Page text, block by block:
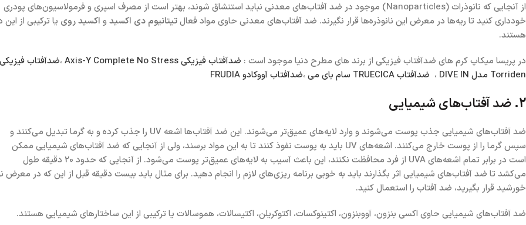
از آنجایی که نانوذرات (Nanoparticles) موجود در ضد آفتاب‌های معدنی نباید استنشاق شوند، بهتر است از مصرف اسپری و فرمولاسیون‌های پودری
خودداری کنید تا ریه‌ها در معرض این نانوذره‌ها قرار نگیرند. ضد آفتاب‌های معدنی حاوی مواد فعالتیتانیوم دی اکسیدو اکسید روی یا ترکیبی از این
هستند.
در پریسا میکاپ کرم های ضدآفتاب فیزیکی از برند های مطرح دنیا موجود است : ضدآفتاب فیزیکی Axis-Y Complete No Stress ،ضدآفتاب فیزیکی
Torriden مدل DIVE IN
، ضدآفتاب TRUECICA سام بای می ،ضدآفتاب آووکادو FRUDIA
2. ضد آفتاب‌های شیمیایی
ضد آفتاب‌های شیمیایی جذب پوست می‌شوند و وارد لایه‌های عمیق‌تر می‌شوند. این ضد آفتاب‌ها اشعه UV را جذب کرده و به گرما تبدیل می‌کنند و
سپس گرما را از پوست خارج می‌کنند. اشعه‌های UV باید به پوست نفوذ کنند تا به این مواد برسند، ولی از آنجایی که ضد آفتاب‌های شیمیایی ممکن
است در برابر تمام اشعه‌های UVA از فرد محافظت نکنند، این باعث آسیب به لایه‌های عمیق‌تر پوست می‌شود. از آنجایی که حدود 20 دقیقه طول
می‌کشد تا ضد آفتاب‌های شیمیایی اثر بگذارند باید به خوبی برنامه ریزی‌های لازم را انجام دهید. برای مثال باید بیست دقیقه قبل از این که در معرض
خورشید قرار بگیرید، ضد آفتاب را استعمال کنید.
ضد آفتاب‌های شیمیایی حاوی اکسی بنزون، آووبنزون، اکتینوکسات، اکتوکریلن، اکتیسالات، هموسالات یا ترکیبی از این ساختارهای شیمیایی هستند.